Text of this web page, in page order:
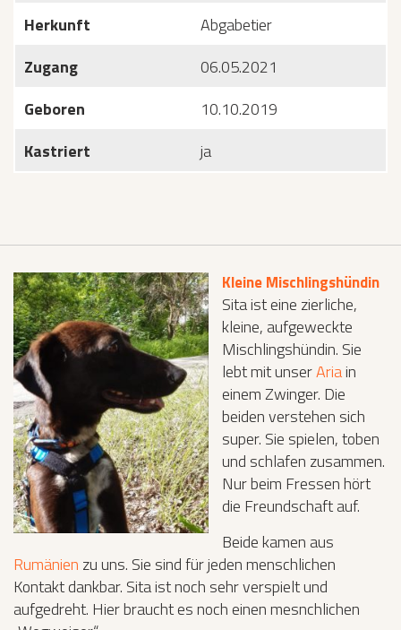
Herkunft
Abgabetier
Zugang
06.05.2021
Geboren
10.10.2019
Kastriert
ja
Kleine Mischlingshündin
Sita ist eine zierliche,
kleine, aufgeweckte
Mischlingshündin. Sie
lebt mit unserAriain
einem Zwinger. Die
beiden verstehen sich
super. Sie spielen, toben
und schlafen zusammen.
Nur beim Fressen hört
die Freundschaft auf.
Beide kamen aus
Rumänien zu uns. Sie sind für jeden menschlichen
Kontakt dankbar. Sita ist noch sehr verspielt und
aufgedreht. Hier braucht es noch einen mesnchlichen